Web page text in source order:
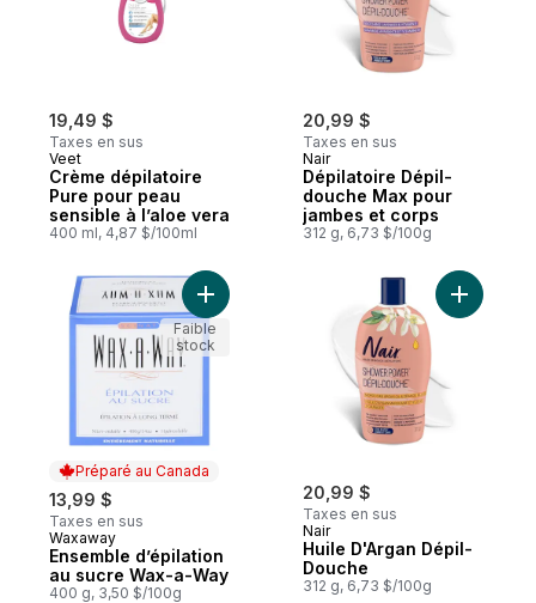
19,49 $
Taxes en sus
Veet
Crème dépilatoire
Pure pour peau
sensible à l’aloe vera
400 ml, 4,87 $/100ml
20,99 $
Taxes en sus
Nair
Dépilatoire Dépil-
douche Max pour
jambes et corps
312 g, 6,73 $/100g
Préparé au Canada
13,99 $
Taxes en sus
Préparé au Canada
Waxaway
Ensemble d’épilation
au sucre Wax-a-Way
400 g, 3,50 $/100g
Ajouter Ensemble d’épilation au sucre
Faible
stock
20,99 $
Taxes en sus
Nair
Huile D'Argan Dépil-
Douche
312 g, 6,73 $/100g
Ajouter